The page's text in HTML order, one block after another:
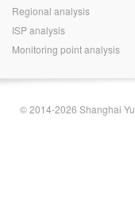
Regional analysis
ISP analysis
Monitoring point analysis
© 2014-2026 Shanghai